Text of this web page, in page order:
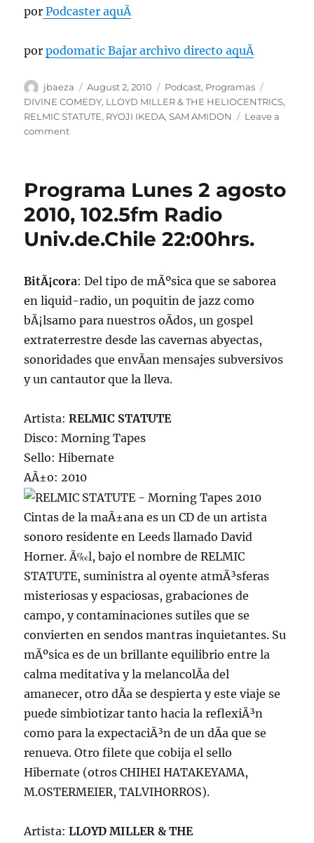
por Podcaster aquÃ­
porpodomatic Bajar archivo directo aquÃ­
Author
jbaeza
Posted
on
August 2, 2010 Categories
Podcast, Programas
DIVINE COMEDY, LLOYD MILLER & THE HELIOCENTRICS,
RELMIC STATUTE, RYOJI IKEDA,SAM AMIDON
Leave a
commenton
y
Colectivo
a
Saturno
NÂº32
Programa Lunes 2 agosto
2010, 102.5fm Radio
Univ.de.Chile 22:00hrs.
BitÃ¡cora: Del tipo de mÃºsica que se saborea
en liquid-radio, un poquitin de jazz como
bÃ¡lsamo para nuestros oÃ­dos, un gospel
extraterrestre desde las cavernas abyectas,
sonoridades que envÃ­an mensajes subversivos
y un cantautor que la lleva.
Artista:RELMIC STATUTE
Disco: Morning Tapes
Sello: Hibernate
AÃ±o: 2010
Cintas de la maÃ±ana es un CD de un artista
sonoro residente en Leeds llamado David
Horner. Ã‰l, bajo el nombre de RELMIC
STATUTE, suministra al oyente atmÃ³sferas
misteriosas y espaciosas, grabaciones de
campo, y contaminaciones sutiles que se
convierten en sendos mantras inquietantes. Su
mÃºsica es de un brillante equilibrio entre la
calma meditativa y la melancolÃ­a del
amanecer, otro dÃ­a se despierta y este viaje se
puede simbiotizar tanto hacia la reflexiÃ³n
como para la expectaciÃ³n de un dÃ­a que se
renueva. Otro filete que cobija el sello
Hibernate (otros CHIHEI HATAKEYAMA,
M.OSTERMEIER, TALVIHORROS).
Artista:LLOYD MILLER & THE